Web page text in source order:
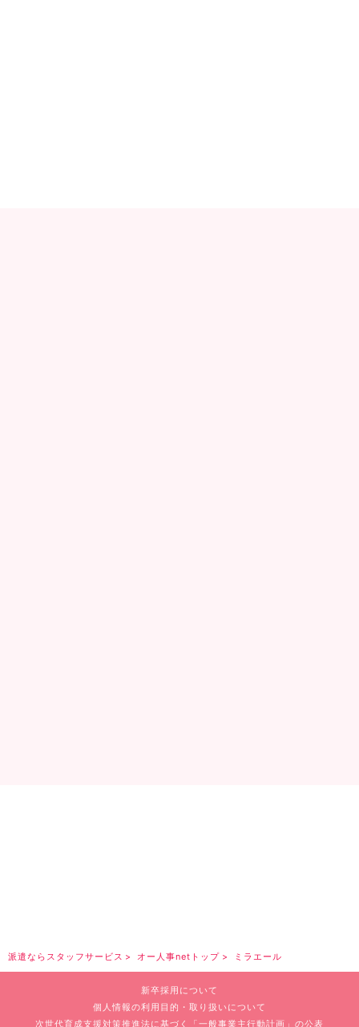
派遣ならスタッフサービス オー人事netトップ ミラエール
新卒採用について
個人情報の利用目的・取り扱いについて
次世代育成支援対策推進法に基づく
「一般事業主行動計画」の公表